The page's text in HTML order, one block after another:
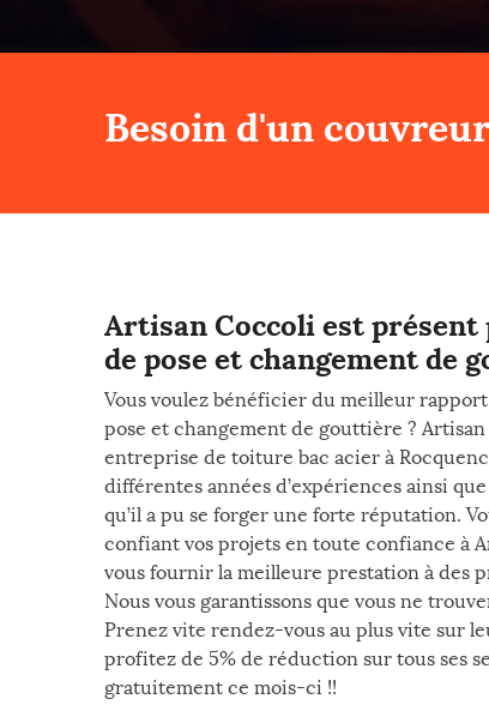
Besoin d'un
Artisan Coccoli est
de pose et changement de
Vous voulez bénéficier du meilleur
pose et changement de gouttière ?
entreprise de toiture bac acier à
différentes années d’expériences ainsi
qu’il a pu se forger une forte réputation.
confiant vos projets en toute confiance à
vous fournir la meilleure prestation à des
Nous vous garantissons que vous ne
Prenez vite rendez-vous au plus vite sur
profitez de 5% de réduction sur tous ses
gratuitement ce mois-ci !!